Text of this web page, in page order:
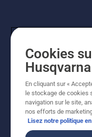
© Husqvarna AB
indiqués sont à titre
aux revendeurs
TAR incluses. Sous
prix indiqués sont
Cookies
En cliquant sur «
le stockage de cookies
navigation sur le site,
nos efforts de
Lisez notre politique